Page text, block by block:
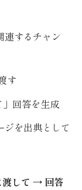
連するチャン
す
回答を生成
を出典として
して → 回答